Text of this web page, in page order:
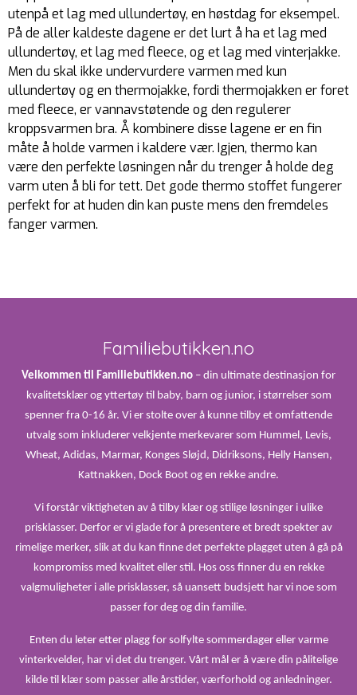
utenpå et lag med ullundertøy, en høstdag for eksempel.
På de aller kaldeste dagene er det lurt å ha et lag med
ullundertøy, et lag med fleece, og et lag med vinterjakke.
Men du skal ikke undervurdere varmen med kun
ullundertøy og en thermojakke, fordi thermojakken er foret
med fleece, er vannavstøtende og den regulerer
kroppsvarmen bra. Å kombinere disse lagene er en fin
måte å holde varmen i kaldere vær. Igjen, thermo kan
være den perfekte løsningen når du trenger å holde deg
varm uten å bli for tett. Det gode thermo stoffet fungerer
perfekt for at huden din kan puste mens den fremdeles
fanger varmen.
Familiebutikken.no
Velkommen til Familiebutikken.no – din ultimate destinasjon for
kvalitetsklær og yttertøy til baby, barn og junior, i størrelser som
spenner fra 0-16 år. Vi er stolte over å kunne tilby et omfattende
utvalg som inkluderer velkjente merkevarer som Hummel, Levis,
Wheat, Adidas, Marmar, Konges Sløjd, Didriksons, Helly Hansen,
Kattnakken, Dock Boot og en rekke andre.
Vi forstår viktigheten av å tilby klær og stilige løsninger i ulike
prisklasser. Derfor er vi glade for å presentere et bredt spekter av
rimelige merker, slik at du kan finne det perfekte plagget uten å gå på
kompromiss med kvalitet eller stil. Hos oss finner du en rekke
valgmuligheter i alle prisklasser, så uansett budsjett har vi noe som
passer for deg og din familie.
Enten du leter etter plagg for solfylte sommerdager eller varme
vinterkvelder, har vi det du trenger. Vårt mål er å være din pålitelige
kilde til klær som passer alle årstider, værforhold og anledninger.